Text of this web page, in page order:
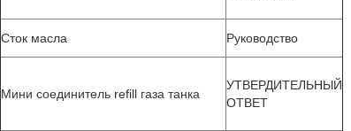
Сток масла Руководство
Мини соединитель refill газа танка
УТВЕРДИТЕЛЬНЫЙ
ОТВЕТ